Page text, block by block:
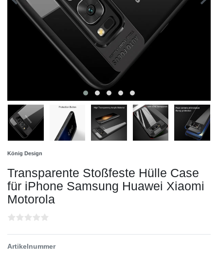
König Design
Transparente Stoßfeste Hülle Case
für iPhone Samsung Huawei Xiaomi
Motorola
Artikelnummer